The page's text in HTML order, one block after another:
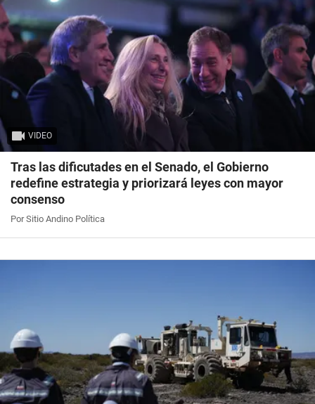
VIDEO
Tras las dificutades en el Senado, el Gobierno
redefine estrategia y priorizará leyes con mayor
consenso
Por Sitio Andino Política